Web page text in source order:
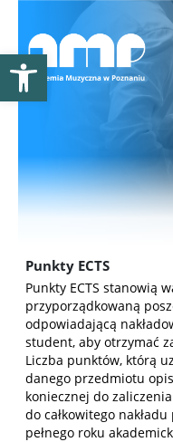
Otwórz
Punkty ECTS
Punkty ECTS stanowią
przyporządkowaną
odpowiadającą
student, aby otrzymać
Liczba punktów, którą
danego przedmiotu
koniecznej do
do całkowitego
pełnego roku